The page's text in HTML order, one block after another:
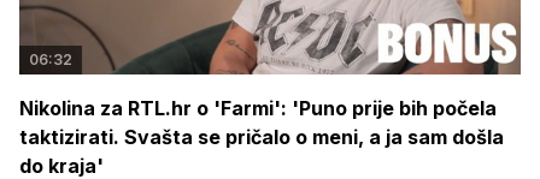
06:32
Nikolina za RTL.hr o 'Farmi': 'Puno prije bih počela
taktizirati. Svašta se pričalo o meni, a ja sam došla
do kraja'